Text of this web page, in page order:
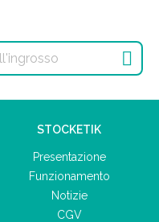

STOCKETIK
Presentazione
Funzionamento
Notizie
CGV